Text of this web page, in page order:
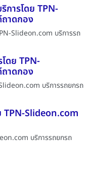
การโดย TPN-
าดกอง
Slideon.com บริการรถ
ดย TPN-
าดกอง
บริการรถยกรถ
TPN-Slideon.com
บริการรถยกรถ